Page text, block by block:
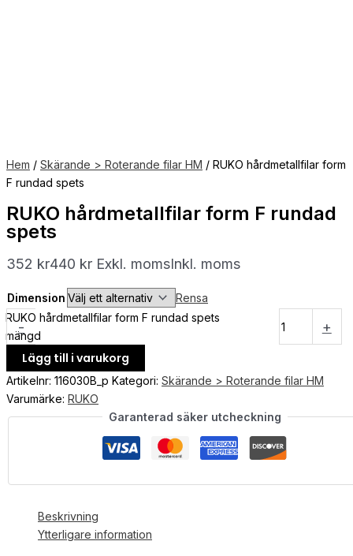
Hem / Skärande > Roterande filar HM / RUKO hårdmetallfilar form
F rundad spets
RUKO hårdmetallfilar form F rundad
spets
352 kr440 kr Exkl. momsInkl. moms
Dimension Rensa
-
RUKO hårdmetallfilar form F rundad spets
mängd
+
Lägg till i varukorg
Artikelnr: 116030B_p Kategori: Skärande > Roterande filar HM
Varumärke: RUKO
Garanterad säker utcheckning
Beskrivning
Ytterligare information